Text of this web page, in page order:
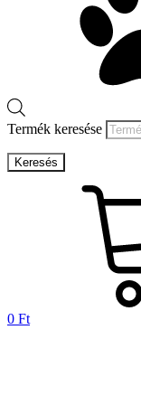
Termék keresése
Keresés
0 Ft